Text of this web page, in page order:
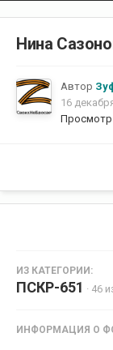
Нина
Автор
16
Просмотр
ИЗ КАТЕГОРИИ:
ПСКР-651 · 46
ИНФОРМАЦИЯ О